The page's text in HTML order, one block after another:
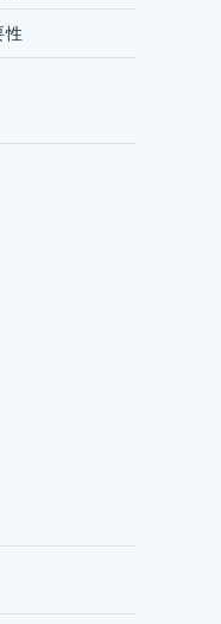
性